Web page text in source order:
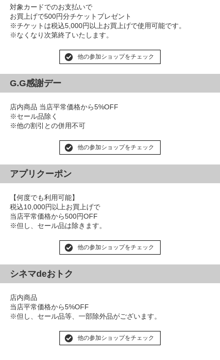
対象カードでのお支払いで
お買上げで500円分チケットプレゼント
※チケットは税込5,000円以上お買上げで使用可能です。
※なくなり次第終了いたします。
他の参加ショップをチェック
G.G感謝デー
店内商品 当店平常価格から5%OFF
※セール品除く
※他の割引との併用不可
他の参加ショップをチェック
アプリクーポン
【何度でも利用可能】
税込10,000円以上お買上げで
当店平常価格から500円OFF
※但し、セール品は除きます。
他の参加ショップをチェック
シネマdeおトク
店内商品
当店平常価格から5%OFF
※但し、セール品等、一部除外品がございます。
他の参加ショップをチェック